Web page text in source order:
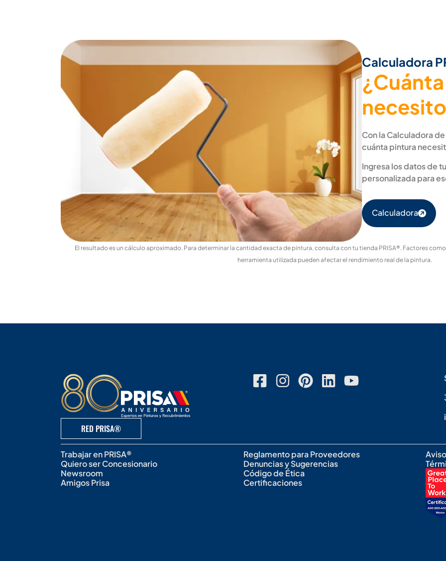
Calculadora
Con la Calculadora
cuánta pintura
Ingresa los datos de
personalizada para
Calculadora
El resultado es un cálculo aproximado. Para determinar la cantidad exacta de pintura, consulta con tu tienda PRISA®. Factores
herramienta utilizada pueden afectar el rendimiento real de la pintura.
RED PRISA®
Trabajar en PRISA®
Quiero ser Concesionario
Newsroom
Amigos Prisa
Reglamento para Proveedores
Denuncias y Sugerencias
Código de Ética
Certificaciones